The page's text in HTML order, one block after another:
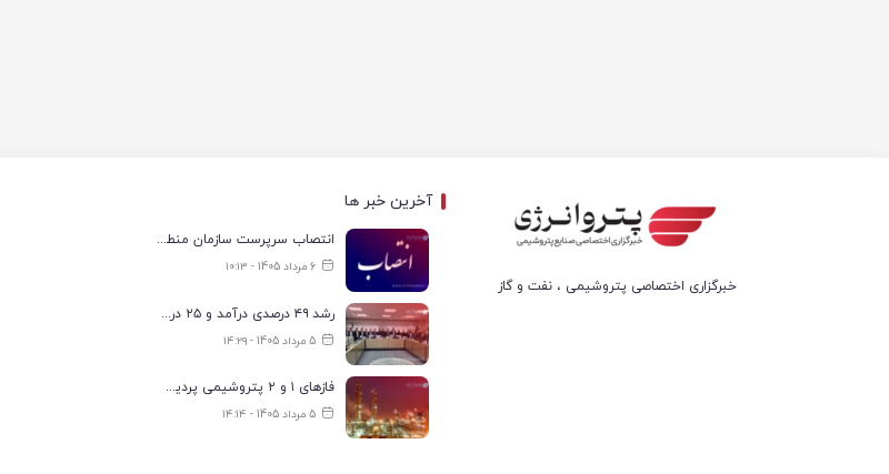
خبرگزاری اختصاصی پتروشیمی ، نفت و گاز
آخرین خبر ها
انتصاب سرپرست سازمان منطقه ویژه اقتصادی انرژی پارس
6 مرداد 1405 - ۱۰:۱۳
رشد ۴۹ درصدی درآمد و ۲۵ درصدی سود خالص؛ بیدبلند خلیج‌فارس سال ۱۴۰۴ را با رکوردهای جدید به پایان رساند
5 مرداد 1405 - ۱۴:۲۹
فازهای ۱ و ۲ پتروشیمی پردیس با ۸۵ درصد ظرفیت به مدار تولید بازگشتند
5 مرداد 1405 - ۱۴:۱۴